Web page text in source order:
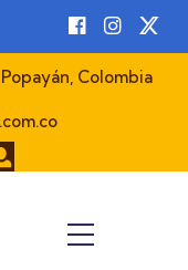
Colombia